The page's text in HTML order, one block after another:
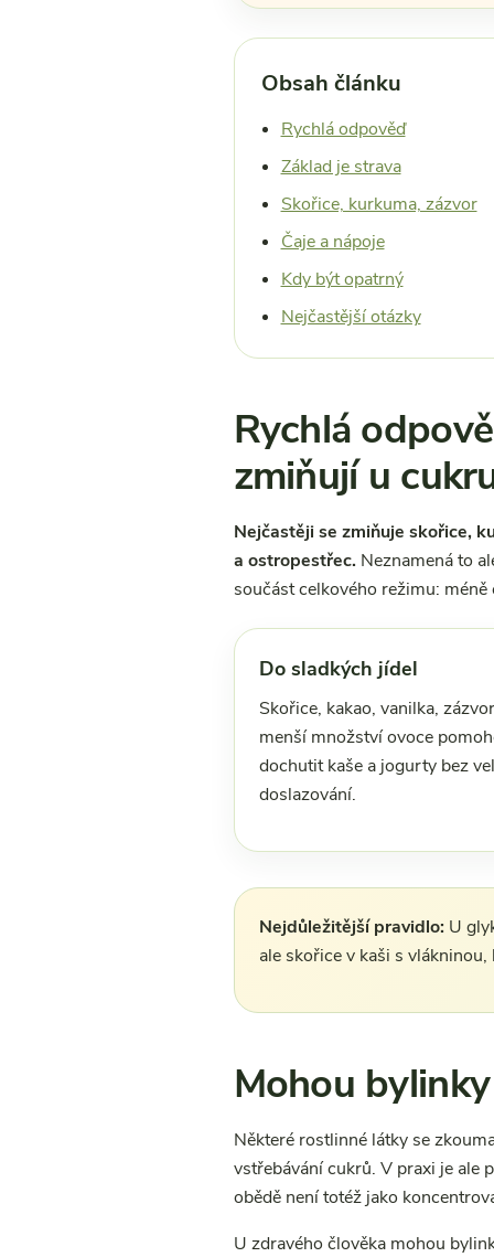
Obsah článku
Rychlá odpověď
Základ je strava
Skořice, kurkuma, zázvor
Čaje a nápoje
Kdy být opatrný
Nejčastější otázky
Rychlá
zmiňují u
Nejčastěji se zmiňuje skořice,
a ostropestřec.Neznamená to
součást celkového režimu:
Do sladkých jídel
Skořice, kakao, vanilka,
menší množství ovoce
dochutit kaše a jogurty bez
doslazování.
Nejdůležitější pravidlo:U
ale skořice v kaši s
Mohou
Některé rostlinné látky se
vstřebávání cukrů. V praxi je ale
obědě není totéž jako
U zdravého člověka mohou